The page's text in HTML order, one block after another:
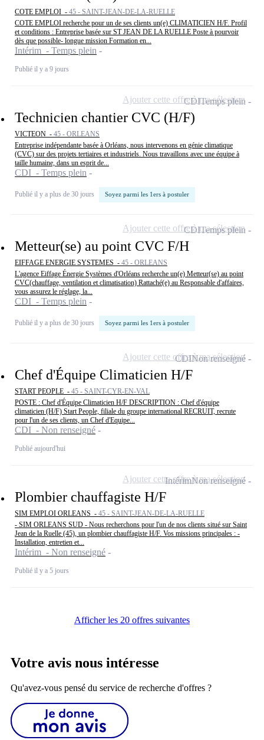
COTE EMPLOI - 45 - SAINT-JEAN-DE-LA-RUELLE
COTE EMPLOI recherche pour un de ses clients un(e) CLIMATICIEN H/F. Profil
et conditions : Entreprise basée sur ST JEAN DE LA RUELLE Poste à pourvoir
dès que possible- longue mission Formation en...
Intérim - Temps plein
Publié il y a 9 jours
Technicien chantier CVC (H/F)
VICTEON - 45 - ORLEANS
Entreprise indépendante basée à Orléans, nous intervenons en génie climatique
(CVC) sur des projets tertiaires et industriels. Nous travaillons avec une équipe à
taille humaine, dans un esprit de...
CDI - Temps plein
Publié il y a plus de 30 jours Soyez parmi les 1ers à postuler
CDITemps plein
Ajouter cette offre à ma sélection
Metteur(se) au point CVC F/H
EIFFAGE ENERGIE SYSTEMES - 45 - ORLEANS
L'agence Eiffage Énergie Systèmes d'Orléans recherche un(e) Metteur(se) au point
CVC(chauffage, ventilation et climatisation) Rattaché(e) au Responsable d'affaires,
vous assurez le réglage, la...
CDI - Temps plein
Publié il y a plus de 30 jours Soyez parmi les 1ers à postuler
CDITemps plein
Ajouter cette offre à ma sélection
Chef d'Équipe Climaticien H/F
START PEOPLE - 45 - SAINT-CYR-EN-VAL
POSTE : Chef d'Équipe Climaticien H/F DESCRIPTION : Chef d'équipe
climaticien (H/F) Start People, filiale du groupe international RECRUIT, recrute
pour l'un de ses clients, un Chef d'Equipe...
CDI - Non renseigné
Publié aujourd'hui
CDINon renseigné
Ajouter cette offre à ma sélection
Plombier chauffagiste H/F
SIM EMPLOI ORLEANS - 45 - SAINT-JEAN-DE-LA-RUELLE
- SIM ORLEANS SUD - Nous recherchons pour l'un de nos clients situé sur Saint
Jean de la Ruelle (45), un plombier chauffagiste H/F. Vos missions principales : -
Installation, entretien et...
Intérim - Non renseigné
Publié il y a 5 jours
IntérimNon renseigné
Ajouter cette offre à ma sélection
Afficher les 20 offres suivantes
Votre avis nous intéresse
Qu'avez-vous pensé du service de recherche d'offres ?